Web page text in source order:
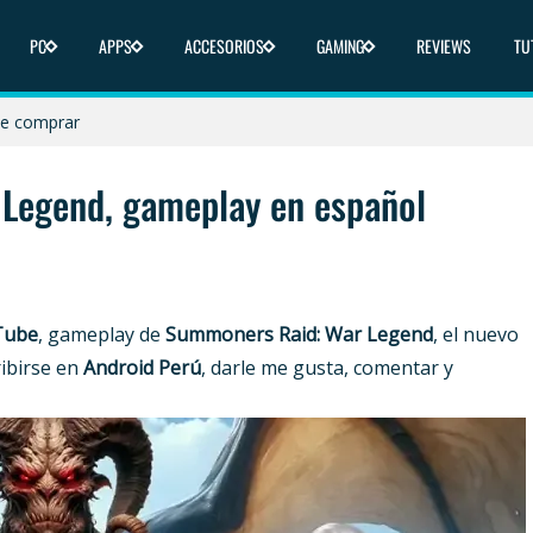
PC APPS ACCESORIOS GAMING REVIEWS
comprar
y dónde comprargameplay en español
, gameplay de Summoners Raid: War Legend, el nuevo
en Android Perú, darle me gusta, comentar y